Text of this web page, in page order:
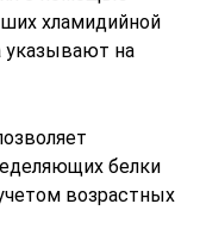
хламидийной
на
белки
возрастных